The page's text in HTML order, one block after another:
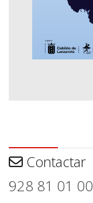
Contactar
928 81 01 00